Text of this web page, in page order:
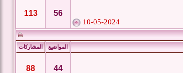
10-05-2024
56
113
المواضيع المشاركات
44
88